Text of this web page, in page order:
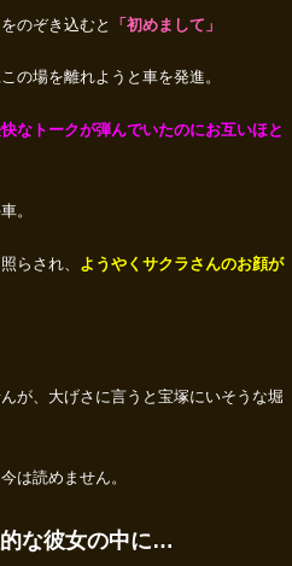
のぞき込むと 「初めまして」
の場を離れようと車を発進。
なトークが弾んでいたのにお互いほと
。
らされ、
ようやくサクラさんのお顔が
が、大げさに言うと宝塚にいそうな堀
は読めません。
な彼女の中に…